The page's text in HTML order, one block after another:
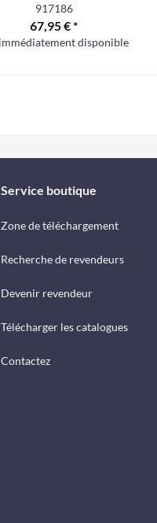
917186
67,95 € *
immédiatement disponible
Service boutique
Zone de téléchargement
Recherche de revendeurs
Devenir revendeur
Télécharger les catalogues
Contactez